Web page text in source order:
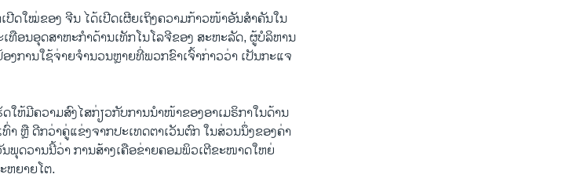
ປີດໃໝ່ຂອງ​ ຈີນ ​ໄດ້​ເປີດ​ເຜີຍ​ເຖິງຄວາມກ້າວໜ້າອັນສໍາຄັນໃນ​
ທືອ​ນອຸດສາຫະກຳ​ດ້ານເທັກ​ໂນ​ໂລ​ຈີ​ຂອງ​ ສະຫະລັດ, ຜູ້​ບໍລິຫານ
ງການ​ໃຊ້​ຈ່າຍຈໍານວນຫຼາຍ​ທີ່​ພວກຂົາ​ເຈົ້າ​ກ່າວ​ວ່າ ​ເປັນ​ກະ​ແຈ​
ໃຫ້ມີຄວາມສົງໄສກ່ຽວກັບການນຳໜ້າຂອງອາເມຣິກາໃນດ້ານ
າ ຫຼື ດີກວ່າຄູ່ແຂ່ງຈາກປະເທດຕາເວັນຕົກ ໃນສ່ວນນຶ່ງຂອງຄ່າ
ດວານນີ້ວ່າ ການສ້າງເຄືອຂ່າຍຄອມພິວເຕີຂະໜາດໃຫຍ່
ຫຍາຍໂຕ.